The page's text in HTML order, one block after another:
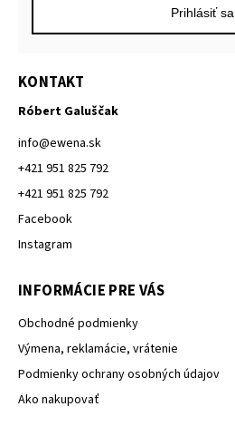
Prihlásiť sa
KONTAKT
Róbert Galuščak
info@ewena.sk
+421 951 825 792
+421 951 825 792
Facebook
Instagram
INFORMÁCIE PRE VÁS
Obchodné podmienky
Výmena, reklamácie, vrátenie
Podmienky ochrany osobných údajov
Ako nakupovať